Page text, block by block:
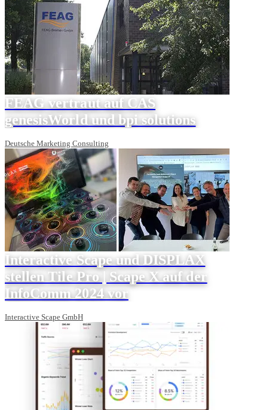
FEAG vertraut auf CAS
genesisWorld und bpi solutions
Deutsche Marketing Consulting
Interactive Scape und DISPLAX
stellen Tile Pro | Scape X auf der
InfoComm 2024 vor
Interactive Scape GmbH